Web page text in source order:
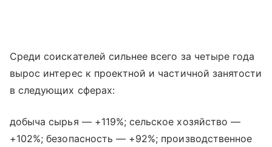
Среди соискателей сильнее всего за четыре года
вырос интерес к проектной и частичной занятости
в следующих сферах:
добыча сырья — +119%; сельское хозяйство —
+102%; безопасность — +92%; производственное